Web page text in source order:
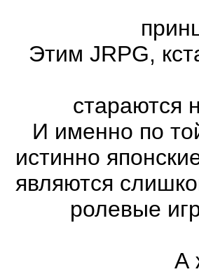
Этим JRPG,
стараются
И именно по
истинно
являются
ролевые
А